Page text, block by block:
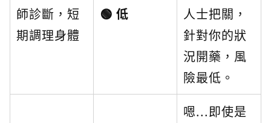
師診斷，短
期調理身體
🟢 低
人士把關，
針對你的狀
況開藥，風
險最低。
嗯...即使是